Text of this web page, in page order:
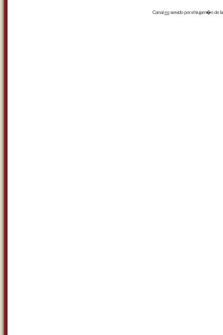
Canalrssservido por eltrujam�nde